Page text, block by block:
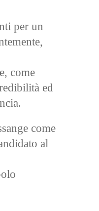
per un
come
ed
come
al